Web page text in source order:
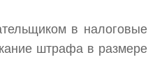
в налоговые
штрафа в размере